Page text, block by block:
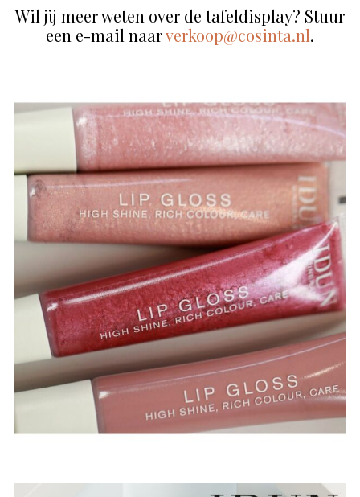
Wil jij meer weten over de tafeldisplay? Stuur
een e-mail naarverkoop@cosinta.nl.